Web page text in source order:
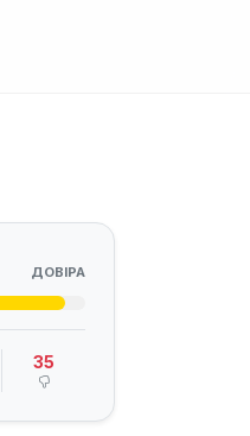
ДОВІРА
35